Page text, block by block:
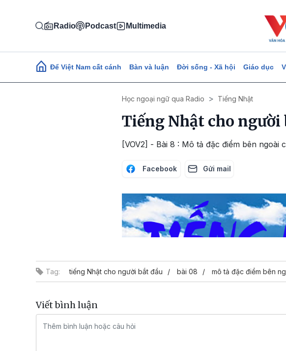
Radio Podcast Multimedia
Main navigation
Để Việt Nam cất cánh Bàn và luận Đời sống - Xã hội Giáo dục
Học ngoại ngữ qua Radio Tiếng Nhật
Tiếng Nhật cho người
[VOV2] - Bài 8 : Mô tả đặc điểm bên ngoài
Facebook Gửi mail
Tag: tiếng Nhật cho người bắt đầu bài 08 mô tả đặc điểm bên
Viết bình luận